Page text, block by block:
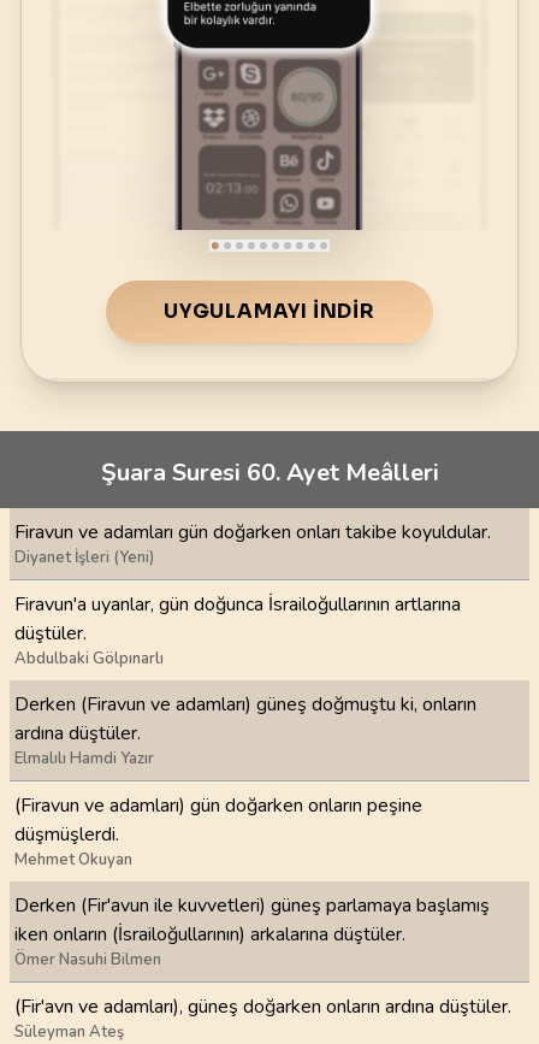
UYGULAMAYI İNDIR
Şuara Suresi 60. Ayet Meâlleri
Firavun ve adamları gün doğarken onları takibe koyuldular.
Diyanet İşleri (Yeni)
Firavun'a uyanlar, gün doğunca İsrailoğullarının artlarına
düştüler.
Abdulbaki Gölpınarlı
Derken (Firavun ve adamları) güneş doğmuştu ki, onların
ardına düştüler.
Elmalılı Hamdi Yazır
(Firavun ve adamları) gün doğarken onların peşine
düşmüşlerdi.
Mehmet Okuyan
Derken (Fir'avun ile kuvvetleri) güneş parlamaya başlamış
iken onların (İsrailoğullarının) arkalarına düştüler.
Ömer Nasuhi Bilmen
(Fir'avn ve adamları), güneş doğarken onların ardına düştüler.
Süleyman Ateş